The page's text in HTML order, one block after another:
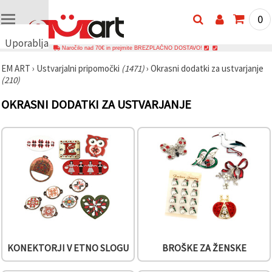
Uporabljamo
🍪
Uporabljamo
podobne
tehnologije,
zagotovimo
pravilno
delovanje
spletnega
izboljšamo
uporabniško
izkušnjo ter
promet in
0
Naročilo nad 70€ in prejmite BREZPLAČNO DOSTAVO!
EM ART › Ustvarjalni pripomočki (1471)› Okrasni dodatki za ustvarjanje
(210)
OKRASNI DODATKI ZA USTVARJANJE
KONEKTORJI V ETNO SLOGU BROŠKE ZA ŽENSKE